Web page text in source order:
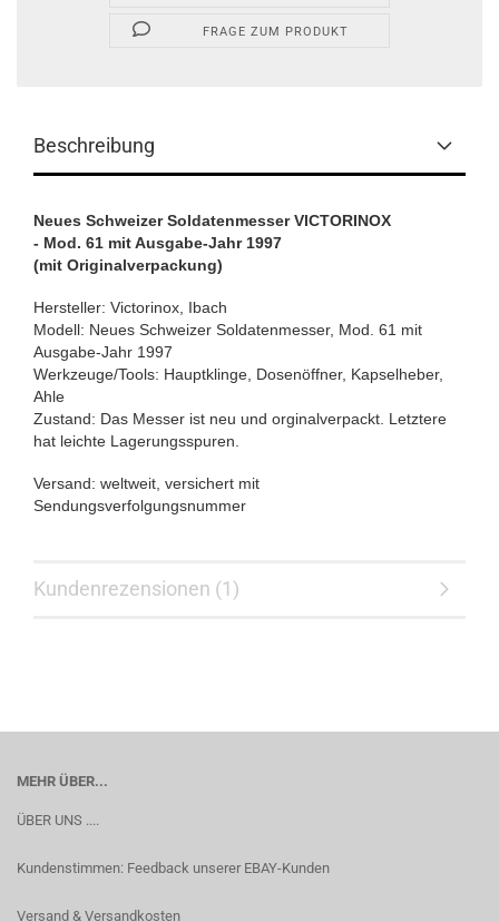
FRAGE ZUM PRODUKT
Beschreibung
Neues Schweizer Soldatenmesser VICTORINOX
- Mod. 61 mit Ausgabe-Jahr 1997
(mit Originalverpackung)
Hersteller: Victorinox, Ibach
Modell: Neues Schweizer Soldatenmesser, Mod. 61 mit
Ausgabe-Jahr 1997
Werkzeuge/Tools: Hauptklinge, Dosenöffner, Kapselheber,
Ahle
Zustand: Das Messer ist neu und orginalverpackt. Letztere
hat leichte Lagerungsspuren.
Versand: weltweit, versichert mit
Sendungsverfolgungsnummer
Kundenrezensionen (1)
MEHR ÜBER...
ÜBER UNS ....
Kundenstimmen: Feedback unserer EBAY-Kunden
Versand & Versandkosten